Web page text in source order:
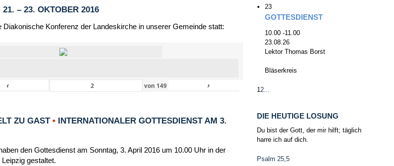
21. – 23. OKTOBER 2016
Diakonische Konferenz der Landeskirche in unserer Gemeinde statt:
‹ von 149 ›
ZU GAST • INTERNATIONALER GOTTESDIENST AM 3.
den Gottesdienst am Sonntag, 3. April 2016 um 10.00 Uhr in der
gestaltet.
23
GOTTESDIENST
10.00 -11.00
23.08.26
Lektor Thomas Borst
Bläserkreis
12...
DIE HEUTIGE LOSUNG
Du bist der Gott, der mir hilft; täglich
harre ich auf dich.
Psalm 25,5